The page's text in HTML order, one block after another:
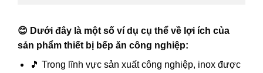
😊 Dưới đây là một số ví dụ cụ thể về lợi ích của
sản phẩm thiết bị bếp ăn công nghiệp:
🎵 Trong lĩnh vực sản xuất công nghiệp, inox được